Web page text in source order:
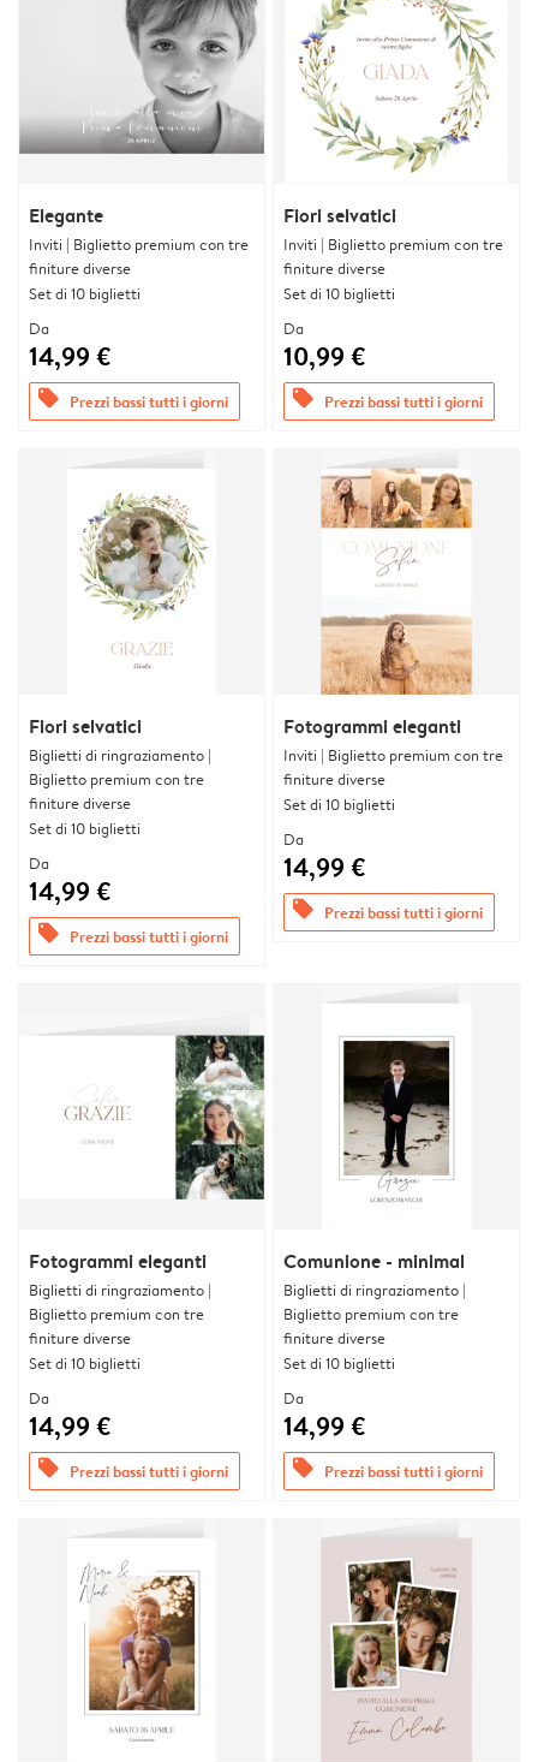
Elegante
Inviti | Biglietto premium con tre
finiture diverse
Set di 10 biglietti
Da
14,99 €
offers Prezzi bassi tutti i giorni
Fiori selvatici
Inviti | Biglietto premium con tre
finiture diverse
Set di 10 biglietti
Da
10,99 €
offers Prezzi bassi tutti i giorni
Fiori selvatici
Biglietti di ringraziamento |
Biglietto premium con tre
finiture diverse
Set di 10 biglietti
Da
14,99 €
offers Prezzi bassi tutti i giorni
Fotogrammi eleganti
Inviti | Biglietto premium con tre
finiture diverse
Set di 10 biglietti
Da
14,99 €
offers Prezzi bassi tutti i giorni
Fotogrammi eleganti
Biglietti di ringraziamento |
Biglietto premium con tre
finiture diverse
Set di 10 biglietti
Da
14,99 €
offers Prezzi bassi tutti i giorni
Comunione - minimal
Biglietti di ringraziamento |
Biglietto premium con tre
finiture diverse
Set di 10 biglietti
Da
14,99 €
offers Prezzi bassi tutti i giorni